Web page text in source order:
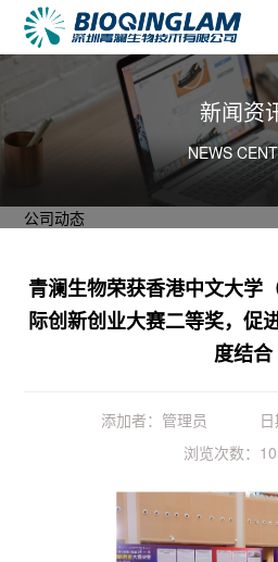
新闻资
NEWS
公司动态
青澜生物荣获香港中文大学
际创新创业大赛二等奖，促
度结合
添加者：管理员
浏览次数：